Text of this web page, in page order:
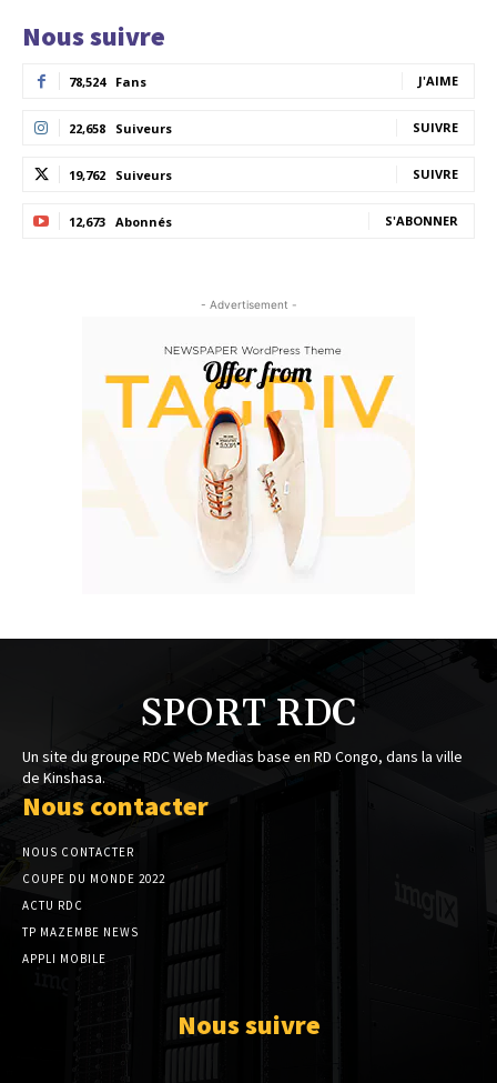
Nous suivre
78,524 Fans J'AIME
22,658 Suiveurs SUIVRE
19,762 Suiveurs SUIVRE
12,673 Abonnés S'ABONNER
- Advertisement -
SPORT RDC
Un site du groupe RDC Web Medias base en RD Congo, dans la ville
de Kinshasa.
Nous contacter
NOUS CONTACTER
COUPE DU MONDE 2022
ACTU RDC
TP MAZEMBE NEWS
APPLI MOBILE
Nous suivre